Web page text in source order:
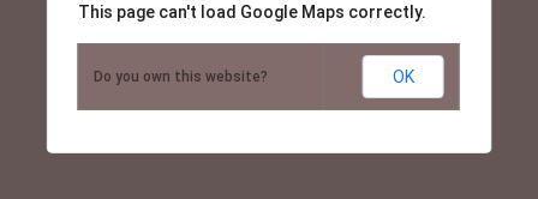
This page can't load Google Maps correctly.
Do you own this website? OK